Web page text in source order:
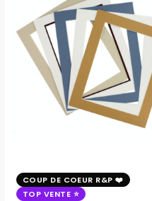
COUP DE COEUR R&P
TOP VENTE